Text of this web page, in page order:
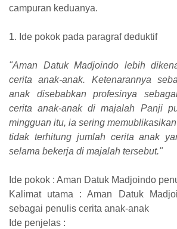
campuran keduanya.
1. Ide pokok pada paragraf deduktif
"Aman Datuk Madjoindo lebih
cerita anak-anak. Ketenarannya
anak disebabkan profesinya
cerita anak-anak di majalah Panji
mingguan itu, ia sering
tidak terhitung jumlah cerita anak
selama bekerja di majalah tersebut."
Ide pokok : Aman Datuk Madjoindo
Kalimat utama : Aman Datuk
sebagai penulis cerita anak-anak
Ide penjelas :